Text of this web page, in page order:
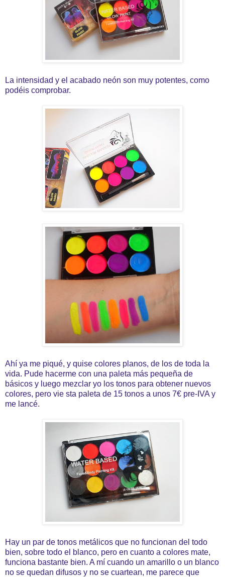
La intensidad y el acabado neón son muy potentes, como
podéis comprobar.
Ahí ya me piqué, y quise colores planos, de los de toda la
vida. Pude hacerme con una paleta más pequeña de
básicos y luego mezclar yo los tonos para obtener nuevos
colores, pero vie sta paleta de 15 tonos a unos 7€ pre-IVA y
me lancé.
Hay un par de tonos metálicos que no funcionan del todo
bien, sobre todo el blanco, pero en cuanto a colores mate,
funciona bastante bien. A mí cuando un amarillo o un blanco
no se quedan difusos y no se cuartean, me parece que